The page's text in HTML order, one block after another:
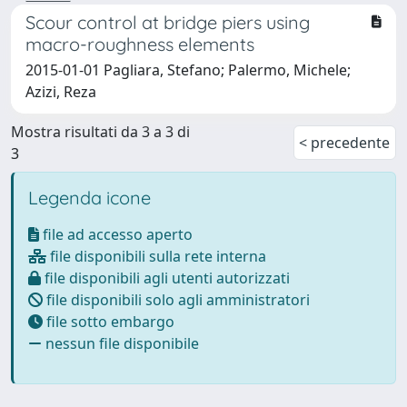
Scour control at bridge piers using
macro-roughness elements
2015-01-01 Pagliara, Stefano; Palermo, Michele;
Azizi, Reza
Mostra risultati da 3 a 3 di
3
< precedente
Legenda icone
file ad accesso aperto
file disponibili sulla rete interna
file disponibili agli utenti autorizzati
file disponibili solo agli amministratori
file sotto embargo
nessun file disponibile